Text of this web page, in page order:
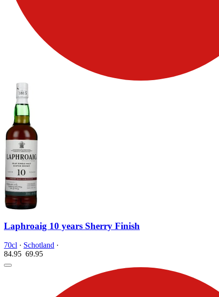
Laphroaig 10 years Sherry Finish
70cl · Schotland ·
84.95 69.95